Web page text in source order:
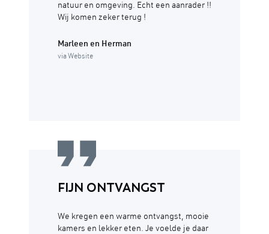
natuur en omgeving. Echt een aanrader !!
Wij komen zeker terug !
Marleen en Herman
via Website
FIJN ONTVANGST
We kregen een warme ontvangst, mooie
kamers en lekker eten. Je voelde je daar